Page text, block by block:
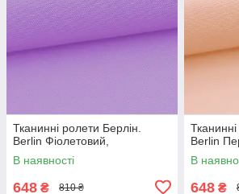
Тканинні ролети Берлін.
Berlin Фіолетовий,
В наявності
648 ₴ 810 ₴
Berlin
В
648 ₴